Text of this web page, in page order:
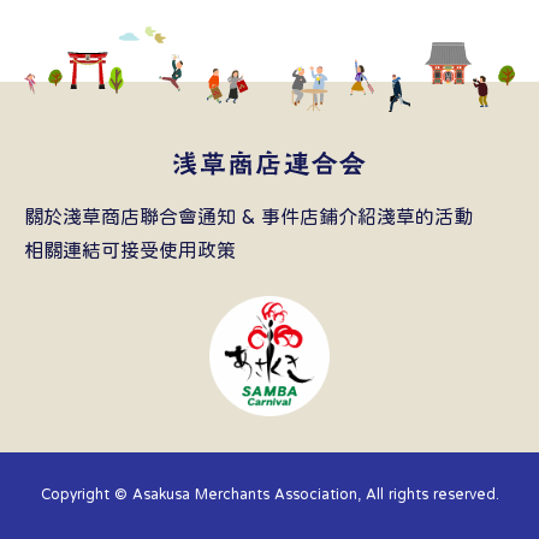
關於淺草商店聯合會通知 & 事件店鋪介紹淺草的活動
相關連結可接受使用政策
Copyright © Asakusa Merchants Association, All rights reserved.